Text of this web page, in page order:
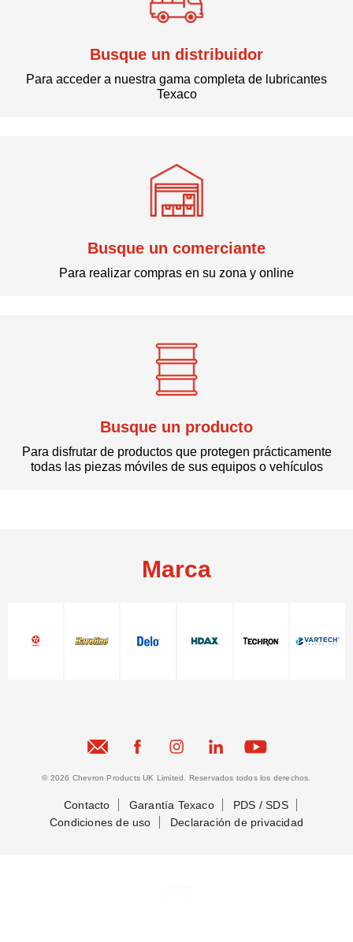
Busque un distribuidor
Para acceder a nuestra gama completa de lubricantes
Texaco
Busque un comerciante
Para realizar compras en su zona y online
Busque un producto
Para disfrutar de productos que protegen prácticamente
todas las piezas móviles de sus equipos o vehículos
Marca
© 2026 Chevron Products UK Limited. Reservados todos los derechos.
Contacto Garantía Texaco
PDS / SDS
Condiciones de uso
Declaración de privacidad